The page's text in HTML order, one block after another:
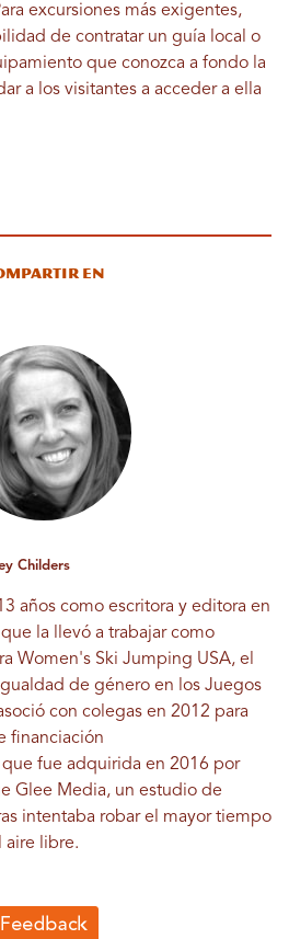
excursiones más exigentes,
de contratar un guía local o
que conozca a fondo la
a los visitantes a acceder a ella
en
Childers
años como escritora y editora en
la llevó a trabajar como
Women's Ski Jumping USA, el
de género en los Juegos
con colegas en 2012 para
financiación
que fue adquirida en 2016 por
Glee Media, un estudio de
intentaba robar el mayor tiempo
aire libre.